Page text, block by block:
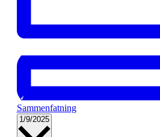
Sammenfatning
1/9/2025 Vælg